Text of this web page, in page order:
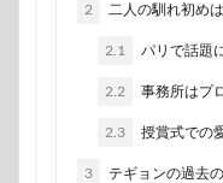
2 二人の馴れ初め
2.1 パリで話題
2.2 事務所はプ
2.3 授賞式での
3 テギョンの過去